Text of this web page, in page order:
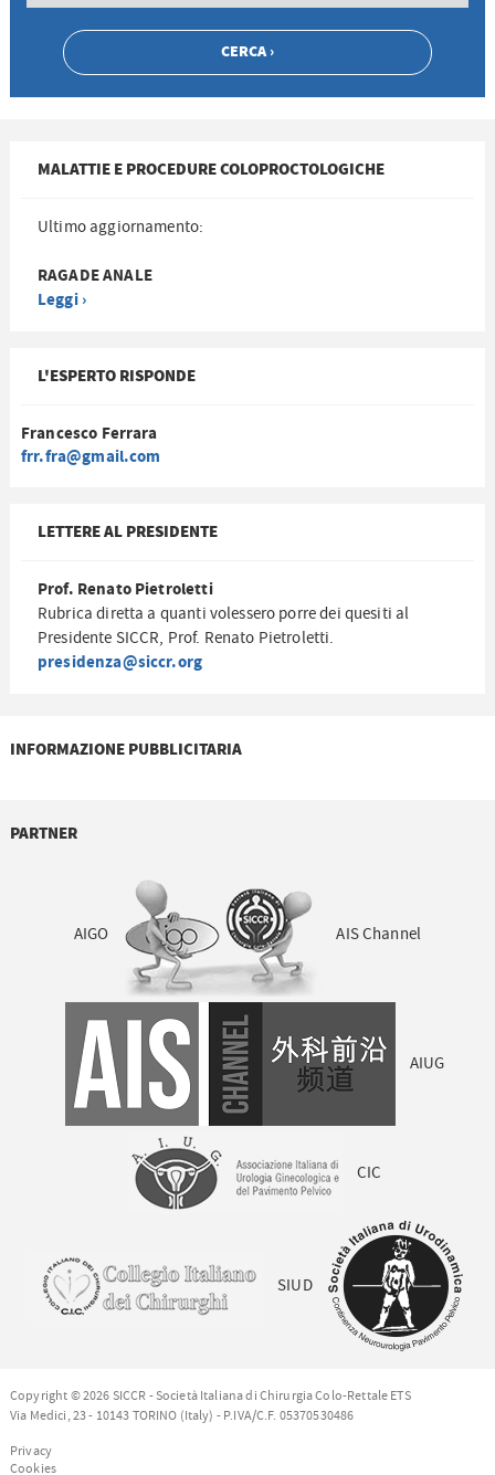
MALATTIE E PROCEDURE COLOPROCTOLOGICHE
Ultimo aggiornamento:
RAGADE ANALE
Leggi ›
L'ESPERTO RISPONDE
Francesco Ferrara
frr.fra@gmail.com
LETTERE AL PRESIDENTE
Prof. Renato Pietroletti
Rubrica diretta a quanti volessero porre dei quesiti al
Presidente SICCR, Prof. Renato Pietroletti.
presidenza@siccr.org
INFORMAZIONE PUBBLICITARIA
PARTNER
AIGO AIS Channel
AIUG
CIC
SIUD
Copyright © 2026 SICCR - Società Italiana di Chirurgia Colo-Rettale ETS
Via Medici, 23 - 10143 TORINO (Italy) - P.IVA/C.F. 05370530486
Privacy
Cookies